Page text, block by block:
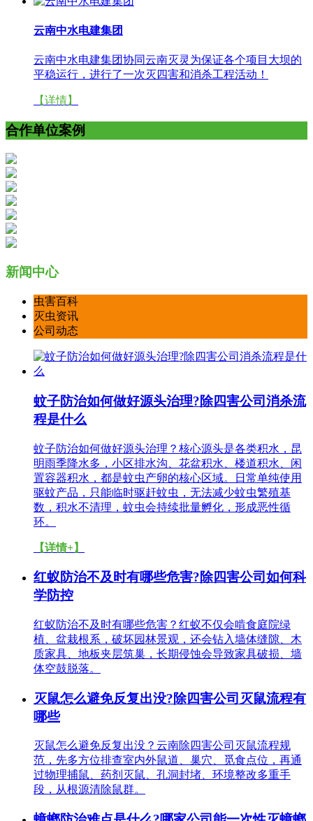
云南中水电建集团
云南中水电建集团协同云南灭灵为保证各个项目大坝的
平稳运行，进行了一次灭四害和消杀工程活动！
【详情】
合作单位案例
新闻中心
虫害百科
灭虫资讯
公司动态
蚊子防治如何做好源头治理?除四害公司消杀流
程是什么
蚊子防治如何做好源头治理？核心源头是各类积水，昆
明雨季降水多，小区排水沟、花盆积水、楼道积水、闲
置容器积水，都是蚊虫产卵的核心区域。日常单纯使用
驱蚊产品，只能临时驱赶蚊虫，无法减少蚊虫繁殖基
数，积水不清理，蚊虫会持续批量孵化，形成恶性循
环。
【详情+】
红蚁防治不及时有哪些危害?除四害公司如何科
学防控
红蚁防治不及时有哪些危害？红蚁不仅会啃食庭院绿
植、盆栽根系，破坏园林景观，还会钻入墙体缝隙、木
质家具、地板夹层筑巢，长期侵蚀会导致家具破损、墙
体空鼓脱落。
灭鼠怎么避免反复出没?除四害公司灭鼠流程有
哪些
灭鼠怎么避免反复出没？云南除四害公司灭鼠流程规
范，先多方位排查室内外鼠道、巢穴、觅食点位，再通
过物理捕鼠、药剂灭鼠、孔洞封堵、环境整改多重手
段，从根源清除鼠群。